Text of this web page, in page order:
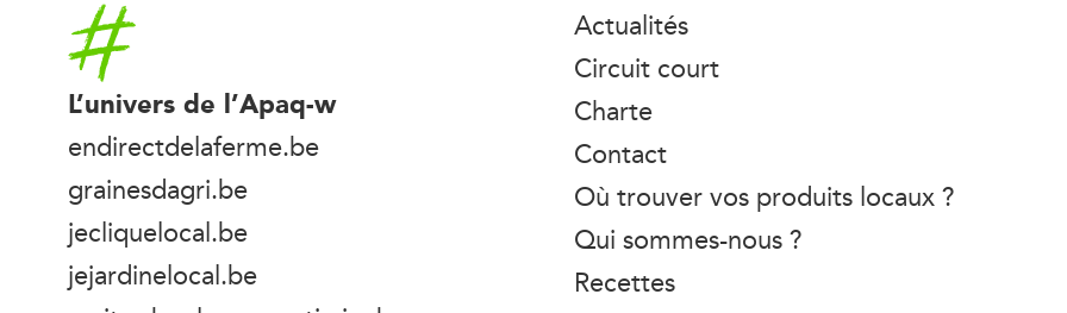
Accueil
L’univers de l’Apaq-w
endirectdelaferme.be
grainesdagri.be
jecliquelocal.be
jejardinelocal.be
Actualités
Circuit court
Charte
Contact
Où trouver vos produits locaux ?
Qui sommes-nous ?
Recettes